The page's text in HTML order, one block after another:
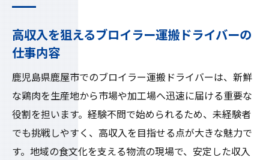
高収入を狙えるブロイラー運搬ドライバーの
仕事内容
鹿児島県鹿屋市でのブロイラー運搬ドライバーは、新鮮
な鶏肉を生産地から市場や加工場へ迅速に届ける重要な
役割を担います。経験不問で始められるため、未経験者
でも挑戦しやすく、高収入を目指せる点が大きな魅力で
す。地域の食文化を支える物流の現場で、安定した収入